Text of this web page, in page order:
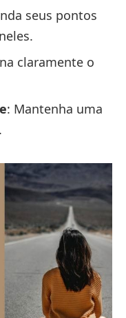
seus pontos
claramente o
: Mantenha uma